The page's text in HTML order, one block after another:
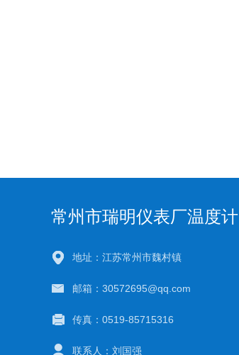
常州市瑞明仪表厂温度计
地址：江苏常州市魏村镇
邮箱：30572695@qq.com
传真：0519-85715316
联系人：刘国强